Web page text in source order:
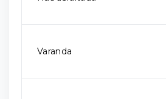
Varanda